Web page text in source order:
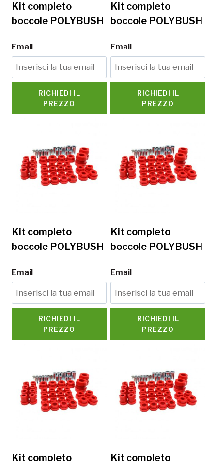
Kit completo
boccole POLYBUSH
Email
RICHIEDI IL
PREZZO
Kit completo
boccole POLYBUSH
Email
RICHIEDI IL
PREZZO
Kit completo
boccole POLYBUSH
Email
RICHIEDI IL
PREZZO
Kit completo
boccole POLYBUSH
Email
RICHIEDI IL
PREZZO
Kit completo Kit completo